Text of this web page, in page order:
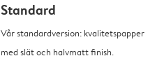
Standard
Vår standardversion: kvalitetspapper
med slät och halvmatt finish.